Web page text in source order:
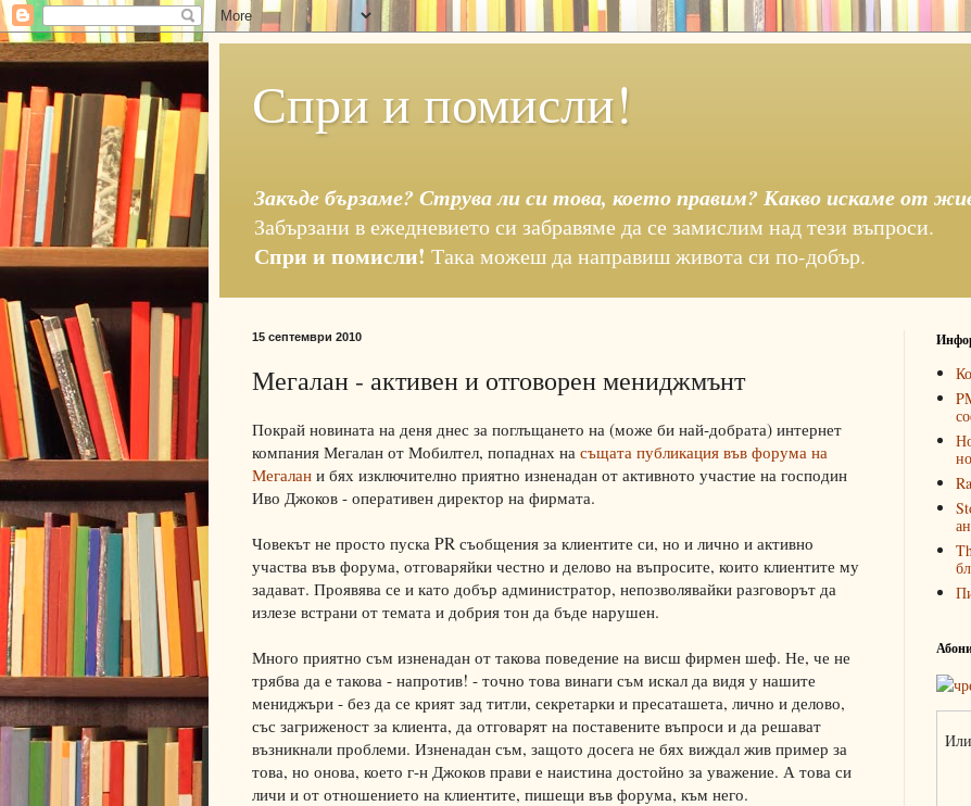
Спри и помисли!
Закъде бързаме? Струва ли си това, което правим? Какво искаме от
Забързани в ежедневието си забравяме да се замислим над тези въпроси.
Спри и помисли! Така можеш да направиш живота си по-добър.
15 септември 2010
Мегалан - активен и отговорен мениджмънт
Покрай новината на деня днес за поглъщането на (може би най-добрата) интернет
компания Мегалан от Мобилтел, попаднах на същата публикация във форума на
Мегалан и бях изключително приятно изненадан от активното участие на господин
Иво Джоков - оперативен директор на фирмата.
Човекът не просто пуска PR съобщения за клиентите си, но и лично и активно
участва във форума, отговаряйки честно и делово на въпросите, които клиентите му
задават. Проявява се и като добър администратор, непозволявайки разговорът да
излезе встрани от темата и добрия тон да бъде нарушен.
Много приятно съм изненадан от такова поведение на висш фирмен шеф. Не, че не
трябва да е такова - напротив! - точно това винаги съм искал да видя у нашите
мениджъри - без да се крият зад титли, секретарки и пресаташета, лично и делово,
със загриженост за клиента, да отговарят на поставените въпроси и да решават
възникнали проблеми. Изненадан съм, защото досега не бях виждал жив пример за
това, но онова, което г-н Джоков прави е наистина достойно за уважение. А това си
личи и от отношението на клиентите, пишещи във форума, към него.